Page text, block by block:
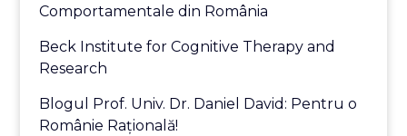
Comportamentale din România
Beck Institute for Cognitive Therapy and
Research
Blogul Prof. Univ. Dr. Daniel David: Pentru o
Românie Raţională!